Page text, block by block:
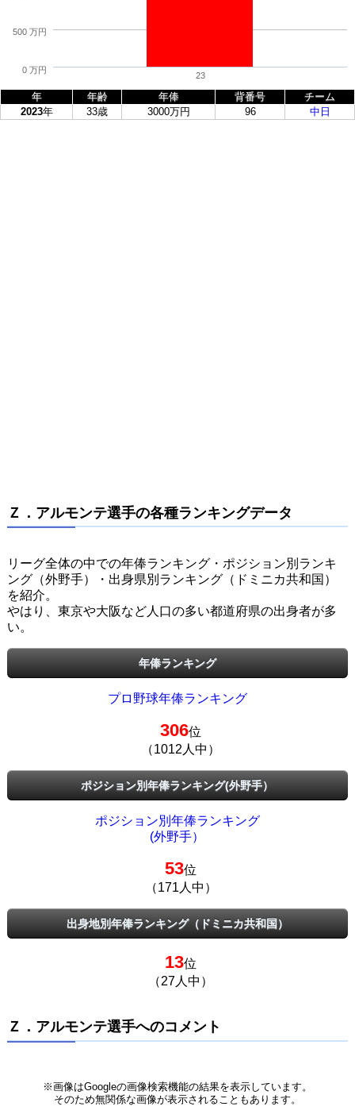
23
0 万円
500 万円
年 年齢 年俸 背番号
チーム
2023年 33歳 3000万円 96 中日
Ｚ．アルモンテ選手の各種ランキングデータ
リーグ全体の中での年俸ランキング・ポジション別ランキ
ング（外野手）・出身県別ランキング（ドミニカ共和国）
を紹介。
やはり、東京や大阪など人口の多い都道府県の出身者が多
い。
年俸ランキング
プロ野球年俸ランキング
306位
（1012人中）
ポジション別年俸ランキング(外野手）
ポジション別年俸ランキング
(外野手）
53位
（171人中）
出身地別年俸ランキング（ドミニカ共和国）
13位
（27人中）
Ｚ．アルモンテ選手へのコメント
※画像はGoogleの画像検索機能の結果を表示しています。
そのため無関係な画像が表示されることもあります。